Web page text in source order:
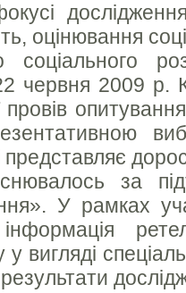
оцінювання
червня 2009 р.
провів
за
У рамках
у вигляді